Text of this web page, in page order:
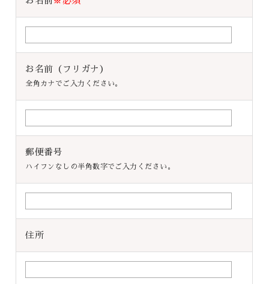
お名前（フリガナ）
全角カナでご入力ください。
郵便番号
ハイフンなしの半角数字でご入力ください。
住所